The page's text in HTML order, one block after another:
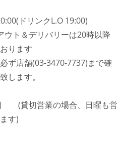
ドリンクL.O 19:00)
ウト＆デリバリーは20時以降
ります
ず店舗(03‐3470‐7737)まで確
します。
(貸切営業の場合、日曜も営
す)